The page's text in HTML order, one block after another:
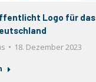
Logo für das
18. Dezember 2023